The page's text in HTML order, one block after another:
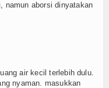
namun aborsi dinyatakan
air kecil terlebih dulu.
nyaman. masukkan